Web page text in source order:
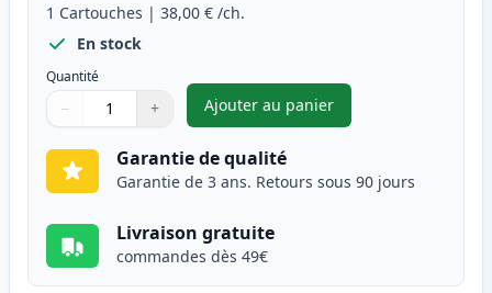
1 Cartouches | 38,00 € /ch.
En stock
Quantité
Quantité
Utilisez les boutons pour ajuster
− +
Quantité
Ajouter au panier
,Brother DR-243CL tambour
Garantie de qualité
Garantie de 3 ans. Retours sous 90 jours
Livraison gratuite
commandes dès 49€